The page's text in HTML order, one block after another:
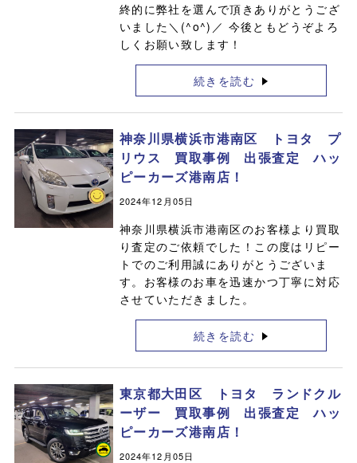
終的に弊社を選んで頂きありがとうござ
いました＼(^o^)／ 今後ともどうぞよろ
しくお願い致します！
続きを読む
神奈川県横浜市港南区 トヨタ プ
リウス 買取事例 出張査定 ハッ
ピーカーズ港南店！
2024年12月05日
神奈川県横浜市港南区のお客様より買取
り査定のご依頼でした！この度はリピー
トでのご利用誠にありがとうございま
す。お客様のお車を迅速かつ丁寧に対応
させていただきました。
続きを読む
東京都大田区 トヨタ ランドクル
ーザー 買取事例 出張査定 ハッ
ピーカーズ港南店！
2024年12月05日